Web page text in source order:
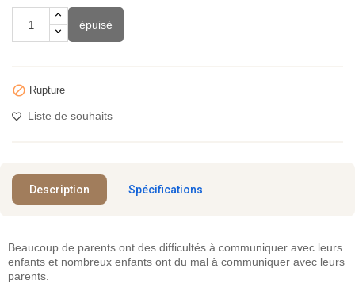
épuisé
 Rupture
Liste de souhaits
Description Spécifications
Beaucoup de parents ont des difficultés à communiquer avec leurs
enfants et nombreux enfants ont du mal à communiquer avec leurs
parents.